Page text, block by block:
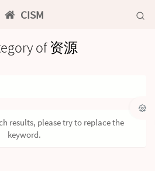
CISM
of 资源
results, please try to replace the
keyword.